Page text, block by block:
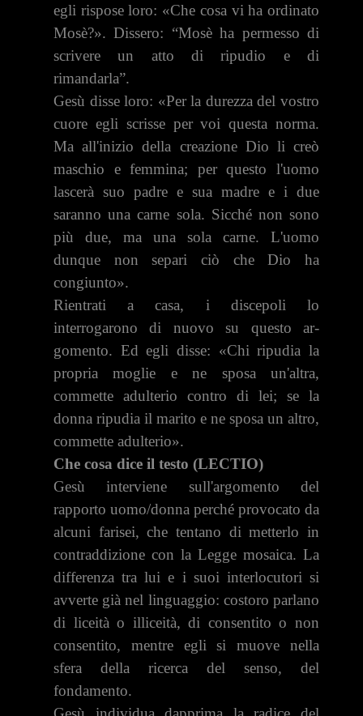
egli rispose loro: «Che cosa vi ha ordinato
Mosè?». Dissero: “Mosè ha permesso di
scrivere un atto di ripudio e di
rimandarla”.
Gesù disse loro: «Per la durezza del vostro
cuore egli scrisse per voi questa norma.
Ma all'inizio della creazione Dio li creò
maschio e femmi­na; per questo l'uomo
lascerà suo padre e sua madre e i due
saranno una carne sola. Sicché non sono
più due, ma una sola carne. L'uomo
dunque non separi ciò che Dio ha
congiunto».
Rientrati a casa, i discepoli lo
interrogarono di nuovo su questo ar­
gomento. Ed egli disse: «Chi ripudia la
propria moglie e ne sposa un'al­tra,
commette adulterio contro di lei; se la
donna ripudia il marito e ne sposa un altro,
commette adulterio».
Che cosa dice il testo (LECTIO)
Gesù interviene sull'argomento del
rapporto uomo­/donna perché provocato da
alcuni farisei, che tentano di metterlo in
contraddizione con la Legge mosaica. La
dif­ferenza tra lui e i suoi interlocutori si
avverte già nel lin­guaggio: costoro parlano
di liceità o illiceità, di consentito o non
consentito, mentre egli si muove nella
sfera della ri­cerca del senso, del
fondamento.